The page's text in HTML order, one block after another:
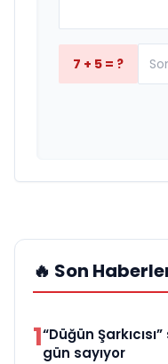
7 + 5 = ?
🔥 Son
1“Düğün
gün sayıyor